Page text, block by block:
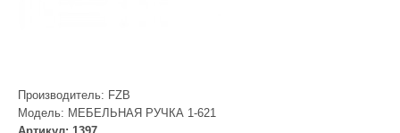
Производитель: FZB
Модель: МЕБЕЛЬНАЯ РУЧКА 1-621